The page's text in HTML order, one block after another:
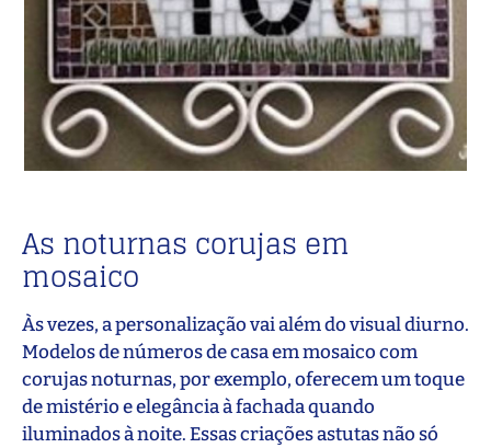
As noturnas corujas em
mosaico
Às vezes, a personalização vai além do visual diurno.
Modelos de números de casa em mosaico com
corujas noturnas, por exemplo, oferecem um toque
de mistério e elegância à fachada quando
iluminados à noite. Essas criações astutas não só